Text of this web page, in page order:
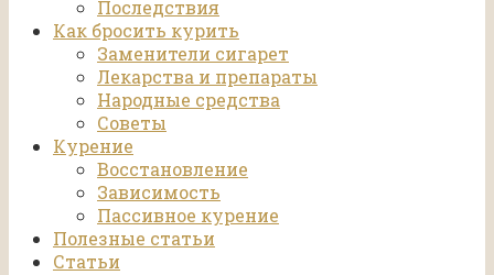
Последствия
Как бросить курить
Заменители сигарет
Лекарства и препараты
Народные средства
Советы
Курение
Восстановление
Зависимость
Пассивное курение
Полезные статьи
Статьи